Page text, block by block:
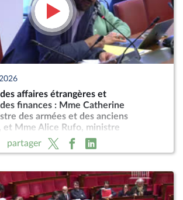
affaires étrangères et
finances : Mme Catherine
des armées et des anciens
et Mme Alice Rufo, ministre
le projet de loi actualisant la
militaire pour 2024 à 2030
partager